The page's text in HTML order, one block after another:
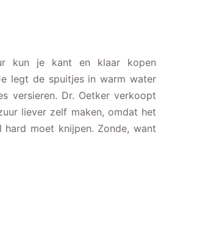
kun je kant en klaar kopen
legt de spuitjes in warm water
versieren. Dr. Oetker verkoopt
liever zelf maken, omdat het
moet knijpen. Zonde, want